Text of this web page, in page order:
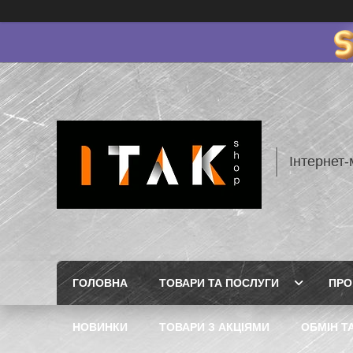
ГОЛОВНА ТОВАРИ ТА ПОСЛУГИ
НОВИНКИ ТОВАРИ З АКЦІЯМИ ОБМІН